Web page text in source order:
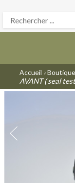
Accueil ›
AVANT ( seal